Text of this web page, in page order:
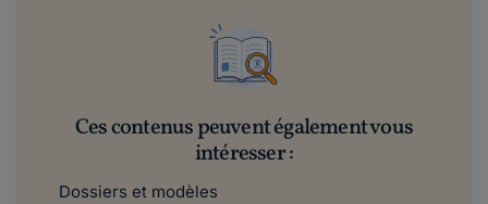
Ces contenus peuvent également vous
intéresser :
Dossiers et modèles